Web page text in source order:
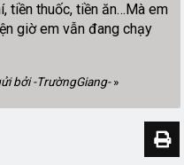
tiền thuốc, tiền ăn…Mà em
giờ em vẫn đang chạy
bởi -TrườngGiang-»